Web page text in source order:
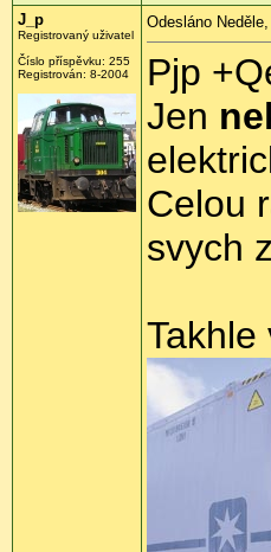
J_p
Registrovaný uživatel
Číslo příspěvku: 255
Registrován: 8-2004
Odesláno
Pjp
Jen
Celou
svych
Takhle